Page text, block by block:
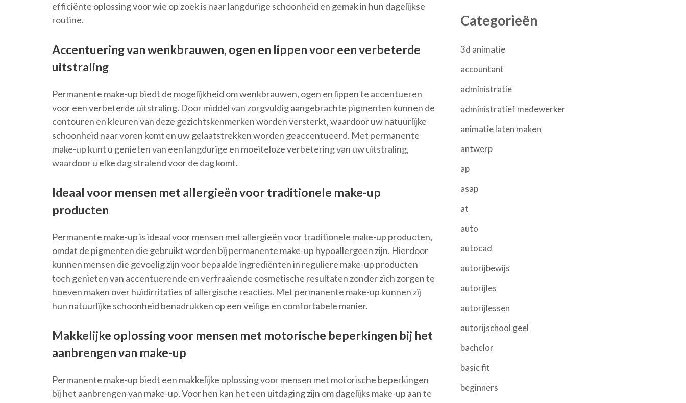
efficiënte oplossing voor wie op zoek is naar langdurige schoonheid en gemak in hun dagelijkse
routine.
Accentuering van wenkbrauwen, ogen en lippen voor een verbeterde
uitstraling
Permanente make-up biedt de mogelijkheid om wenkbrauwen, ogen en lippen te accentueren
voor een verbeterde uitstraling. Door middel van zorgvuldig aangebrachte pigmenten kunnen de
contouren en kleuren van deze gezichtskenmerken worden versterkt, waardoor uw natuurlijke
schoonheid naar voren komt en uw gelaatstrekken worden geaccentueerd. Met permanente
make-up kunt u genieten van een langdurige en moeiteloze verbetering van uw uitstraling,
waardoor u elke dag stralend voor de dag komt.
Ideaal voor mensen met allergieën voor traditionele make-up
producten
Permanente make-up is ideaal voor mensen met allergieën voor traditionele make-up producten,
omdat de pigmenten die gebruikt worden bij permanente make-up hypoallergeen zijn. Hierdoor
kunnen mensen die gevoelig zijn voor bepaalde ingrediënten in reguliere make-up producten
toch genieten van accentuerende en verfraaiende cosmetische resultaten zonder zich zorgen te
hoeven maken over huidirritaties of allergische reacties. Met permanente make-up kunnen zij
hun natuurlijke schoonheid benadrukken op een veilige en comfortabele manier.
Makkelijke oplossing voor mensen met motorische beperkingen bij het
aanbrengen van make-up
Permanente make-up biedt een makkelijke oplossing voor mensen met motorische beperkingen
bij het aanbrengen van make-up. Voor hen kan het een uitdaging zijn om dagelijks make-up aan te
Categorieën
3d animatie
accountant
administratie
administratief medewerker
animatie laten maken
antwerp
ap
asap
at
auto
autocad
autorijbewijs
autorijles
autorijlessen
autorijschool geel
bachelor
basic fit
beginners